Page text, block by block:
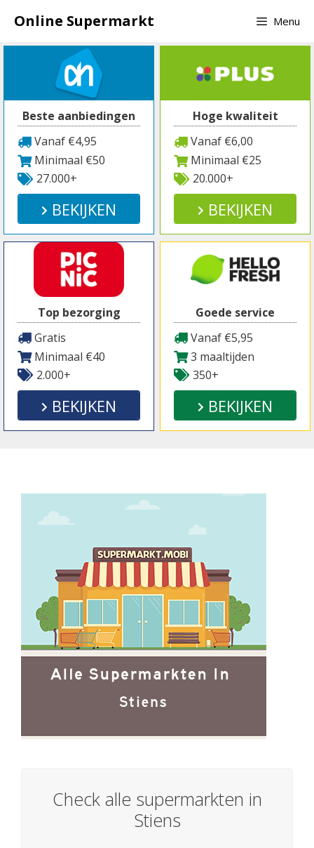
naar
inhoud
Online Supermarkt Menu
Beste aanbiedingen
Vanaf €4,95
Minimaal €50
27.000+
BEKIJKEN
Hoge kwaliteit
Vanaf €6,00
Minimaal €25
20.000+
BEKIJKEN
Top bezorging
Gratis
Minimaal €40
2.000+
BEKIJKEN
Goede service
Vanaf €5,95
3 maaltijden
350+
BEKIJKEN
Check alle supermarkten in
Stiens